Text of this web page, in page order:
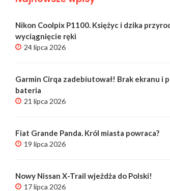
Nikon Coolpix P1100. Księżyc i dzika
wyciągnięcie ręki
24 lipca 2026
Garmin Cirqa zadebiutował! Brak ekranu i
bateria
21 lipca 2026
Fiat Grande Panda. Król miasta powraca?
19 lipca 2026
Nowy Nissan X-Trail wjeżdża do Polski!
17 lipca 2026